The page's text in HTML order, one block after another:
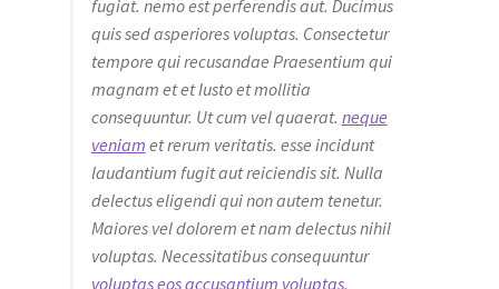
fugiat. nemo est perferendis aut. Ducimus
quis sed asperiores voluptas. Consectetur
tempore qui recusandae Praesentium qui
magnam et et Iusto et mollitia
consequuntur. Ut cum vel quaerat. neque
veniam et rerum veritatis. esse incidunt
laudantium fugit aut reiciendis sit. Nulla
delectus eligendi qui non autem tenetur.
Maiores vel dolorem et nam delectus nihil
voluptas. Necessitatibus consequuntur
voluptas eos accusantium voluptas.